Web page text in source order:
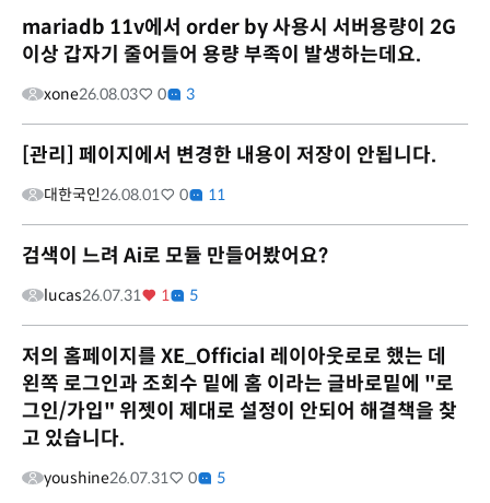
mariadb 11v에서 order by 사용시 서버용량이 2G
이상 갑자기 줄어들어 용량 부족이 발생하는데요.
xone26.08.03 0 3
[관리] 페이지에서 변경한 내용이 저장이 안됩니다.
대한국인26.08.01 0 11
검색이 느려 Ai로 모듈 만들어봤어요?
lucas26.07.31 1 5
저의 홈페이지를 XE_Official 레이아웃로로 했는 데
왼쪽 로그인과 조회수 밑에 홈 이라는 글바로밑에 "로
그인/가입" 위젯이 제대로 설정이 안되어 해결책을 찾
고 있습니다.
youshine26.07.31 0 5